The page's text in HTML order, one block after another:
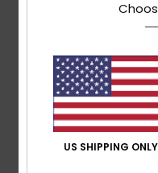
Talla
US SHIPPING ONLY